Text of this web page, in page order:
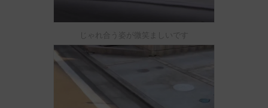
じゃれ合う姿が微笑ましいです